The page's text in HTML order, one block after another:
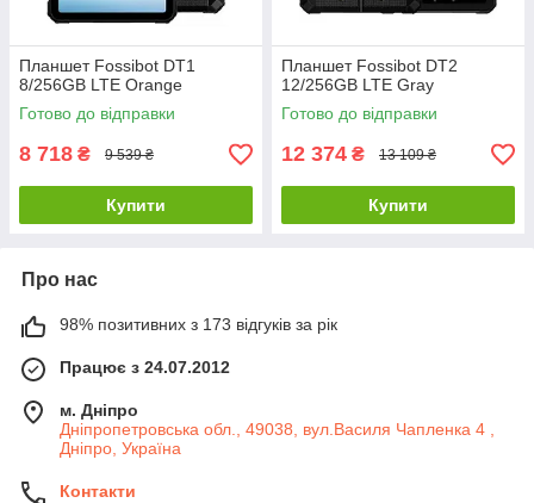
Планшет Fossibot DT1
8/256GB LTE Orange
Готово до відправки
8 718 ₴ 9 539 ₴
Купити
Планшет Fossibot DT2
12/256GB LTE Gray
Готово до відправки
12 374 ₴ 13 109 ₴
Купити
Про нас
98% позитивних з 173 відгуків за рік
Працює з 24.07.2012
м. Дніпро
Дніпропетровська обл., 49038, вул.Василя Чапленка 4 ,
Дніпро, Україна
Контакти